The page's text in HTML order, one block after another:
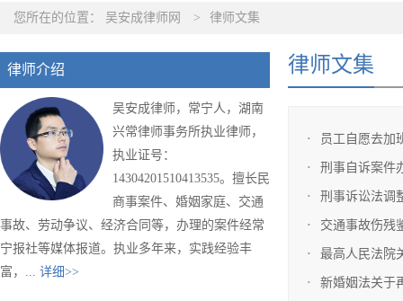
您所在的位置： 吴安成律师网 > 律师文集
律师介绍
吴安成律师，常宁人，湖南
兴常律师事务所执业律师，
执业证号：
14304201510413535。擅长民
商事案件、婚姻家庭、交通
事故、劳动争议、经济合同等，办理的案件经常
宁报社等媒体报道。执业多年来，实践经验丰
富，... 详细>>
律师文集
员工自愿去加
刑事自诉案件
刑事诉讼法调
交通事故伤残
最高人民法院
新婚姻法关于